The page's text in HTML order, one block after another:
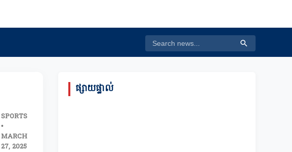
SPORTS
•
MARCH
27, 2025
ផ្សាយផ្ទាល់